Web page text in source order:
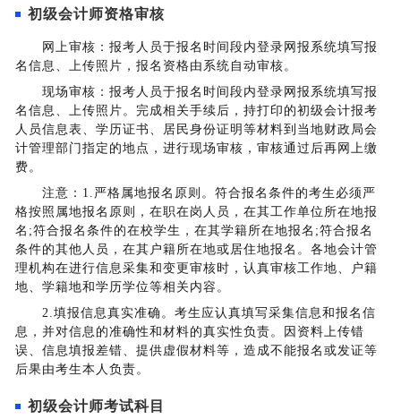
初级会计师资格审核
网上审核：报考人员于报名时间段内登录网报系统填写报
名信息、上传照片，报名资格由系统自动审核。
现场审核：报考人员于报名时间段内登录网报系统填写报
名信息、上传照片。完成相关手续后，持打印的初级会计报考
人员信息表、学历证书、居民身份证明等材料到当地财政局会
计管理部门指定的地点，进行现场审核，审核通过后再网上缴
费。
注意：1.严格属地报名原则。符合报名条件的考生必须严
格按照属地报名原则，在职在岗人员，在其工作单位所在地报
名;符合报名条件的在校学生，在其学籍所在地报名;符合报名
条件的其他人员，在其户籍所在地或居住地报名。各地会计管
理机构在进行信息采集和变更审核时，认真审核工作地、户籍
地、学籍地和学历学位等相关内容。
2.填报信息真实准确。考生应认真填写采集信息和报名信
息，并对信息的准确性和材料的真实性负责。因资料上传错
误、信息填报差错、提供虚假材料等，造成不能报名或发证等
后果由考生本人负责。
初级会计师考试科目